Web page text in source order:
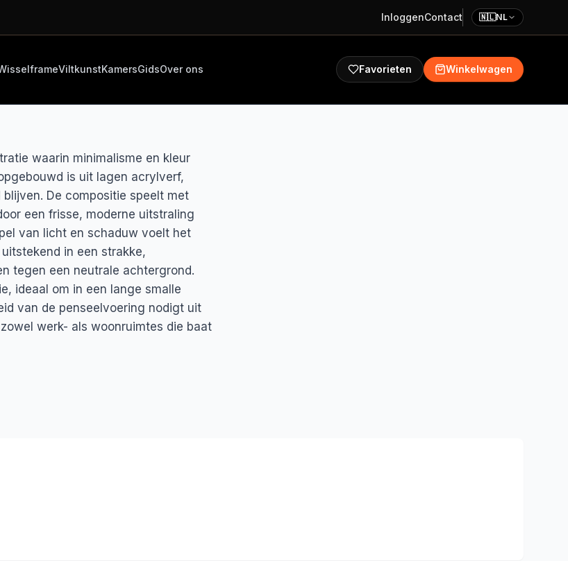
InloggenContact 🇳🇱NL
ViltkunstKamersGidsOver ons Favorieten Winkelwagen
waarin minimalisme en kleur
is uit lagen acrylverf,
De compositie speelt met
een frisse, moderne uitstraling
van licht en schaduw voelt het
in een strakke,
tegen een neutrale achtergrond.
ideaal om in een lange smalle
van de penseelvoering nodigt uit
werk- als woonruimtes die baat